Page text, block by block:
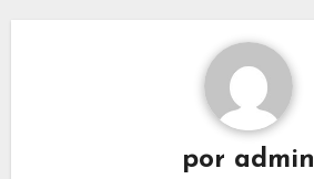
por admin